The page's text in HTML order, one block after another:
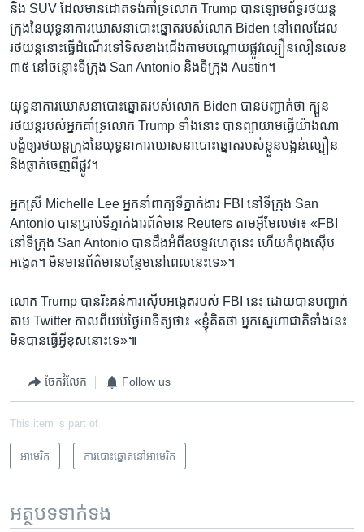
និង SUV ដែល​មាន​ដោត​ទង់​គាំទ្រ​លោក Trump បាន​ឡោមព័ទ្ធ​រថយន្ត​
ក្រុង​នៃ​យុទ្ធនាការ​ឃោសនា​បោះឆ្នោត​របស់​លោក Biden នៅពេល​ដែល​
រថយន្ត​នោះ​ធ្វើ​ដំណើរ​ទៅ​ទិស​ខាង​ជើង​តាម​បណ្តោយ​ផ្លូវ​ល្បឿន​លឿន​លេខ
៣៥ នៅ​ចន្លោះ​ទីក្រុង San Antonio និង​ទីក្រុង Austin។
យុទ្ធនាការ​ឃោសនា​បោះឆ្នោត​របស់​លោក Biden បាន​បញ្ជាក់​ថា ក្បួន​
រថយន្ត​របស់​អ្នក​គាំទ្រ​លោក Trump ទាំង​នោះ បាន​ព្យាយាម​ធ្វើ​យ៉ាង​ណា​
បង្ខំ​ឲ្យ​រថយន្ត​ក្រុង​នៃ​យុទ្ធនាការ​ឃោសនា​បោះឆ្នោត​របស់​ខ្លួន​បង្អន់​ល្បឿន
និង​ធ្លាក់​ចេញ​ពី​ផ្លូវ។
អ្នកស្រី Michelle Lee អ្នក​នាំ​ពាក្យ​ទីភ្នាក់ងារ FBI នៅ​ទីក្រុង San
Antonio បាន​ប្រាប់​ទីភ្នាក់ងារ​ព័ត៌មាន Reuters តាម​អ៊ីមែល​ថា៖ «FBI
នៅ​ទីក្រុង San Antonio បាន​ដឹង​អំពី​ឧបទ្ទវហេតុ​នេះ ហើយ​កំពុង​ស៊ើប​
អង្កេត។ មិន​មាន​ព័ត៌មាន​បន្ថែម​នៅ​ពេល​នេះ​ទេ»។
លោក Trump បាន​រិះគន់​ការ​ស៊ើប​អង្កេត​របស់ FBI នេះ ដោយ​បាន​បញ្ជាក់​
តាម Twitter កាល​ពី​យប់​ថ្ងៃ​អាទិត្យ​ថា៖ «ខ្ញុំ​គិត​ថា អ្នក​ស្នេហា​ជាតិ​ទាំង​នេះ​
មិន​បាន​ធ្វើ​អ្វី​ខុស​នោះ​ទេ»៕
ចែករំលែក Follow us
This item is part of
អាមេរិក​ ការបោះឆ្នោតនៅអាមេរិក
អត្ថបទ​ទាក់ទង